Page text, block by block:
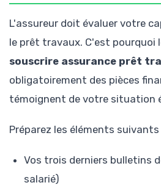
L'assureur doit évaluer votre
le prêt travaux. C'est pourquoi
souscrire assurance prêt
obligatoirement des pièces
témoignent de votre situation
Préparez les éléments suivants
Vos trois derniers bulletins
salarié)